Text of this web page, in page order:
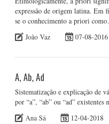
expressão de origem latina. Em
se o conhecimento a priori
João Vaz
07-08-2016
A, Ab, Ad
Sistematização e explicação de
por “a”, “ab” ou “ad” existentes
Ana Sá
12-04-2018